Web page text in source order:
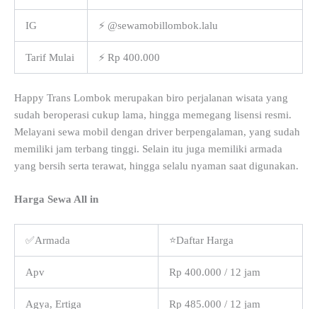
IG ⚡ @sewamobillombok.lalu
Tarif Mulai ⚡ Rp 400.000
Happy Trans Lombok merupakan biro perjalanan wisata yang
sudah beroperasi cukup lama, hingga memegang lisensi resmi.
Melayani sewa mobil dengan driver berpengalaman, yang sudah
memiliki jam terbang tinggi. Selain itu juga memiliki armada
yang bersih serta terawat, hingga selalu nyaman saat digunakan.
Harga Sewa All in
✅Armada ⭐Daftar Harga
Apv Rp 400.000 / 12 jam
Agya, Ertiga Rp 485.000 / 12 jam